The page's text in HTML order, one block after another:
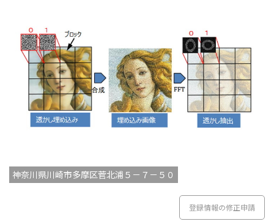
神奈川県川崎市多摩区菅北浦５－７－５０
登録情報の修正申請